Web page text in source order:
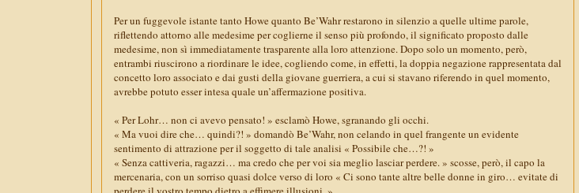
Per un fuggevole istante tanto Howe quanto Be’Wahr restarono in silenzio a quelle ultime parole,
riflettendo attorno alle medesime per coglierne il senso più profondo, il significato proposto dalle
medesime, non sì immediatamente trasparente alla loro attenzione. Dopo solo un momento, però,
entrambi riuscirono a riordinare le idee, cogliendo come, in effetti, la doppia negazione rappresentata dal
concetto loro associato e dai gusti della giovane guerriera, a cui si stavano riferendo in quel momento,
avrebbe potuto esser intesa quale un’affermazione positiva.
« Per Lohr… non ci avevo pensato! » esclamò Howe, sgranando gli occhi.
« Ma vuoi dire che… quindi?! » domandò Be’Wahr, non celando in quel frangente un evidente
sentimento di attrazione per il soggetto di tale analisi « Possibile che…?! »
« Senza cattiveria, ragazzi… ma credo che per voi sia meglio lasciar perdere. » scosse, però, il capo la
mercenaria, con un sorriso quasi dolce verso di loro « Ci sono tante altre belle donne in giro… evitate di